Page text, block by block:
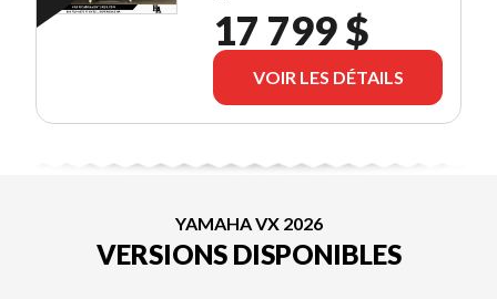
17 799 $
VOIR LES DÉTAILS
YAMAHA VX 2026
VERSIONS DISPONIBLES